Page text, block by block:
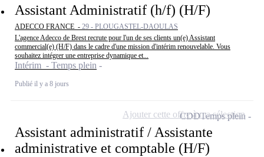
Assistant Administratif (h/f) (H/F)
ADECCO FRANCE - 29 - PLOUGASTEL-DAOULAS
L'agence Adecco de Brest recrute pour l'un de ses clients un(e) Assistant
commercial(e) (H/F) dans le cadre d'une mission d'intérim renouvelable. Vous
souhaitez intégrer une entreprise dynamique et...
Intérim - Temps plein
Publié il y a 8 jours
Assistant administratif / Assistante
administrative et comptable (H/F)
CDDTemps plein
Ajouter cette offre à ma sélection